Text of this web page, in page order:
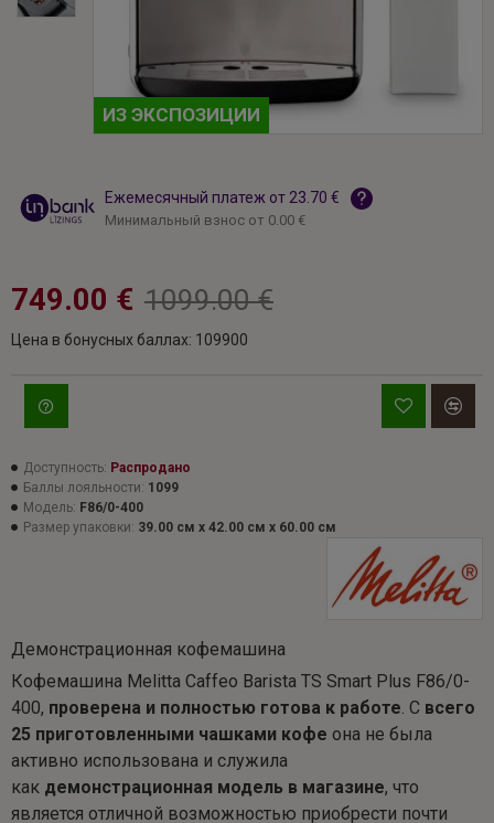
ИЗ ЭКСПОЗИЦИИ
Доступность: Распродано
Баллы лояльности: 1099
Модель: F86/0-400
Размер упаковки: 39.00 см x 42.00 см x 60.00 см
749.00 € 1099.00 €
Цена в бонусных баллах: 109900
Ежемесячный платеж от 23.70 €
Минимальный взнос от 0.00 €
Демонстрационная кофемашина
Кофемашина Melitta Caffeo Barista TS Smart Plus F86/0-
400, проверена и полностью готова к работе. С всего
25 приготовленными чашками кофе она не была
активно использована и служила
как демонстрационная модель в магазине, что
является отличной возможностью приобрести почти